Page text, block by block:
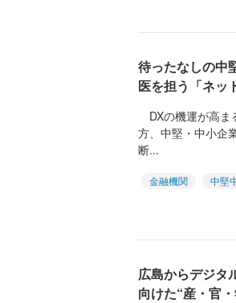
待ったなしの中
医を担う「ネッ
DXの機運が高ま
方、中堅・中小企
断...
金融機関 中堅
広島からデジタ
向けた“産・官